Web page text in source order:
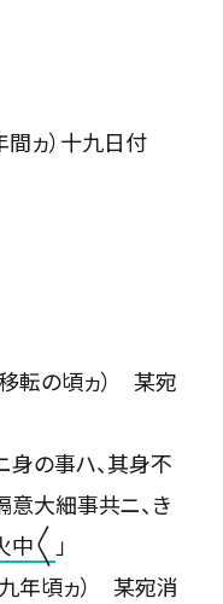
間ヵ）十九日付
移転の頃ヵ） 某宛
身の事ハ、其身不
意大細事共ニ、き
〳〵 」
九年頃ヵ） 某宛消